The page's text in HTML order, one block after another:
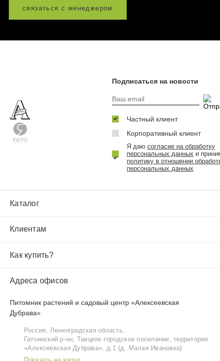
связаться с менеджером
Каталог
Клиентам
Как купить?
Адреса офисов
Питомник растений и садовый центр «Алексеевская
Дубрава»
Россия, Ленинградская область,
Гатчинский р‑он, Таицкое городское поселение, территория
«Алексеевская Дубрава», д.1 (д. Малая Ивановка)
Подписаться на новости
Частный клиент
Корпоративный клиент
Я даю согласие на обработку
персональных данных и
политику в отношении
персональных данных